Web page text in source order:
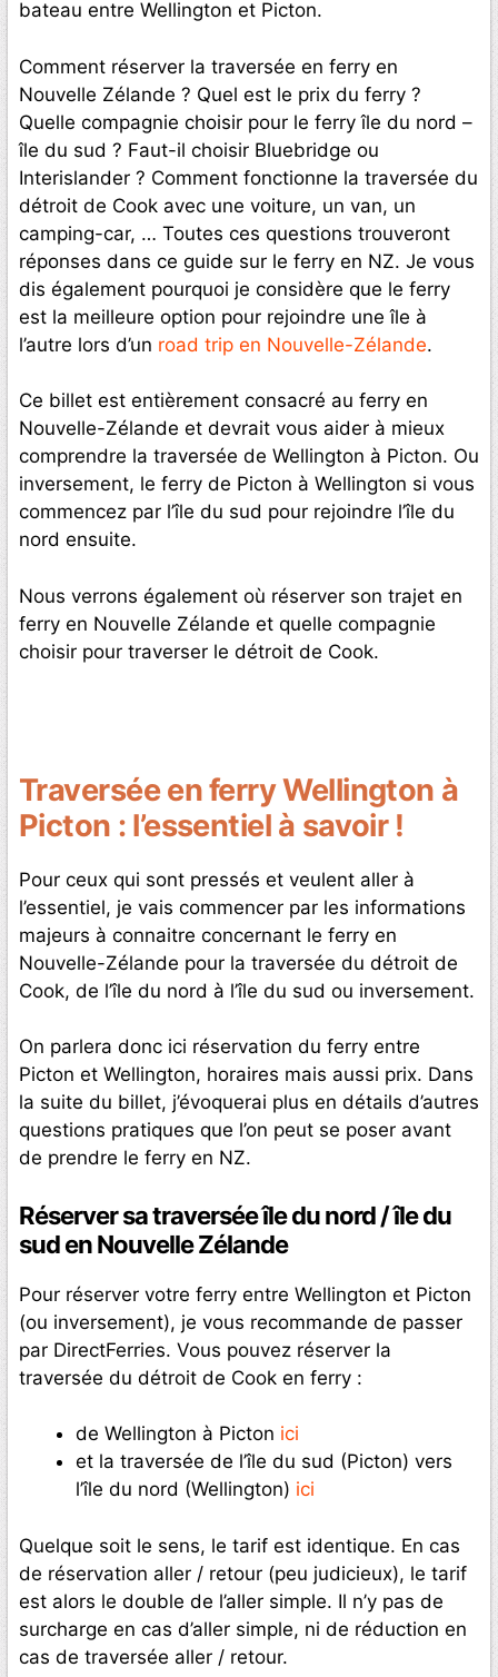
bateau entre Wellington et Picton.
Comment réserver la traversée en ferry en
Nouvelle Zélande ? Quel est le prix du ferry ?
Quelle compagnie choisir pour le ferry île du nord –
île du sud ? Faut-il choisir Bluebridge ou
Interislander ? Comment fonctionne la traversée du
détroit de Cook avec une voiture, un van, un
camping-car, … Toutes ces questions trouveront
réponses dans ce guide sur le ferry en NZ. Je vous
dis également pourquoi je considère que le ferry
est la meilleure option pour rejoindre une île à
l’autre lors d’un road trip en Nouvelle-Zélande.
Ce billet est entièrement consacré au ferry en
Nouvelle-Zélande et devrait vous aider à mieux
comprendre la traversée de Wellington à Picton. Ou
inversement, le ferry de Picton à Wellington si vous
commencez par l’île du sud pour rejoindre l’île du
nord ensuite.
Nous verrons également où réserver son trajet en
ferry en Nouvelle Zélande et quelle compagnie
choisir pour traverser le détroit de Cook.
Traversée en ferry Wellington à
Picton : l’essentiel à savoir !
Pour ceux qui sont pressés et veulent aller à
l’essentiel, je vais commencer par les informations
majeurs à connaitre concernant le ferry en
Nouvelle-Zélande pour la traversée du détroit de
Cook, de l’île du nord à l’île du sud ou inversement.
On parlera donc ici réservation du ferry entre
Picton et Wellington, horaires mais aussi prix. Dans
la suite du billet, j’évoquerai plus en détails d’autres
questions pratiques que l’on peut se poser avant
de prendre le ferry en NZ.
Réserver sa traversée île du nord / île du
sud en Nouvelle Zélande
Pour réserver votre ferry entre Wellington et Picton
(ou inversement), je vous recommande de passer
par DirectFerries. Vous pouvez réserver la
traversée du détroit de Cook en ferry :
de Wellington à Picton ici
et la traversée de l’île du sud (Picton) vers
l’île du nord (Wellington) ici
Quelque soit le sens, le tarif est identique. En cas
de réservation aller / retour (peu judicieux), le tarif
est alors le double de l’aller simple. Il n’y pas de
surcharge en cas d’aller simple, ni de réduction en
cas de traversée aller / retour.